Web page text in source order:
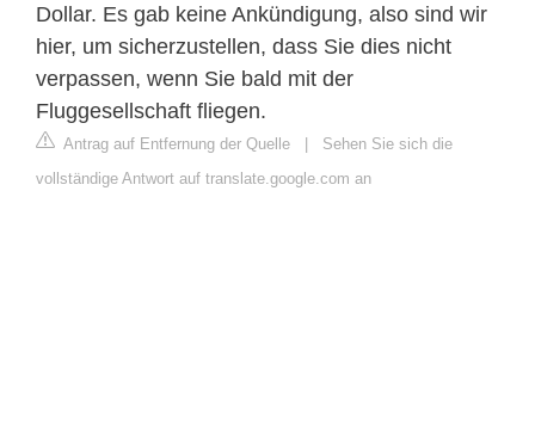
Dollar. Es gab keine Ankündigung, also sind wir
hier, um sicherzustellen, dass Sie dies nicht
verpassen, wenn Sie bald mit der
Fluggesellschaft fliegen.
Antrag auf Entfernung der Quelle | Sehen Sie sich die
vollständige Antwort auf translate.google.com an